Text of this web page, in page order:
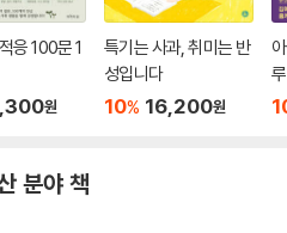
웃는 모습, 상상만 해도 행복해집니
에도 집중력이 자랐다는, 등장인물들
책을 읽고 싶다는 욕구가 생겼다는 의
면 몇 가지 주의해야 할 것이 있습니
눴고, 다시 17가지의 소주제로 나눴
적이자 기본적인 내용을 설명하고,
육아법과 부모의 실수, 개선 방법을
응 100문 1
원
특기는 사과, 취미는 반
성입니다
10% 16,200원
분야 책